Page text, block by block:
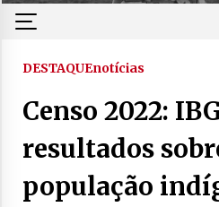
DESTAQUEnotícias
Censo 2022:
resultados
população